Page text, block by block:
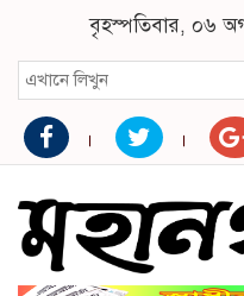
বৃহস্পতিবার, ০৬